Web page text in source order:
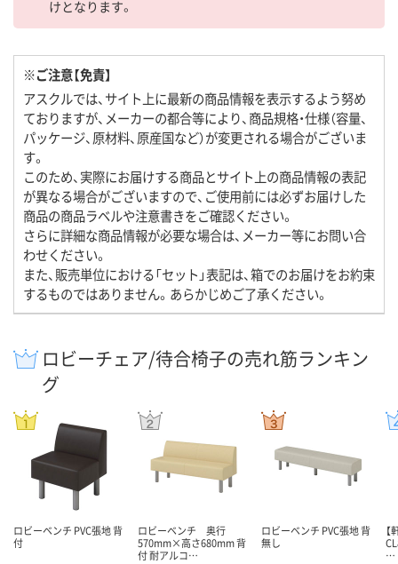
けとなります。
※ご注意【免責】
アスクルでは、サイト上に最新の商品情報を表示するよう努め
ておりますが、メーカーの都合等により、商品規格・仕様（容量、
パッケージ、原材料、原産国など）が変更される場合がございま
す。
このため、実際にお届けする商品とサイト上の商品情報の表記
が異なる場合がございますので、ご使用前には必ずお届けした
商品の商品ラベルや注意書きをご確認ください。
さらに詳細な商品情報が必要な場合は、メーカー等にお問い合
わせください。
また、販売単位における「セット」表記は、箱でのお届けをお約束
するものではありません。あらかじめご了承ください。
ロビーチェア/待合椅子の売れ筋ランキン
グ
ロビーベンチ PVC張地 背
付
ロビーベンチ 奥行
570mm×高さ680mm 背
付 耐アルコ…
ロビーベンチ PVC張地 背
無し
【
…